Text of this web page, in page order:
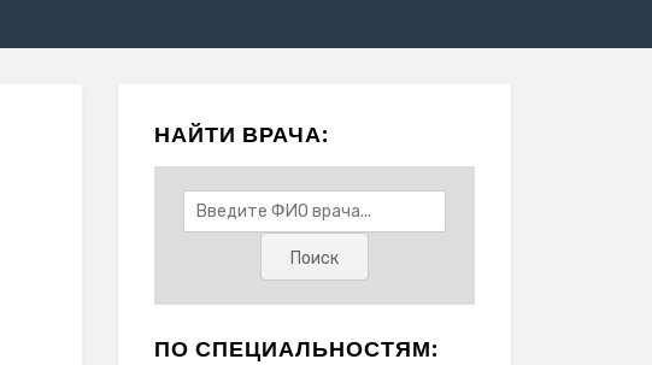
НАЙТИ ВРАЧА:
ПО СПЕЦИАЛЬНОСТЯМ: